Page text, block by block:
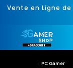
Vente en Ligne de
PC Gamer